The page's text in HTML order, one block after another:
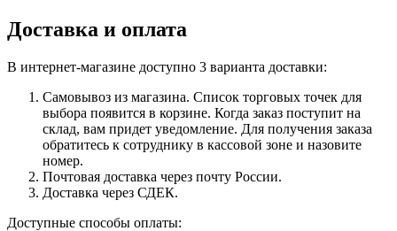
Доставка и оплата
В интернет-магазине доступно 3 варианта доставки:
Самовывоз из магазина. Список торговых точек для
выбора появится в корзине. Когда заказ поступит на
склад, вам придет уведомление. Для получения заказа
обратитесь к сотруднику в кассовой зоне и назовите
номер.
Почтовая доставка через почту России.
Доставка через СДЕК.
Доступные способы оплаты: